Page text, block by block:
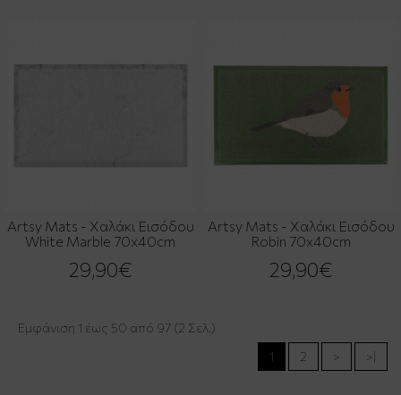
Artsy Mats - Χαλάκι Εισόδου
White Marble 70x40cm
29,90€
Artsy Mats - Χαλάκι Εισόδου
Robin 70x40cm
29,90€
Εμφάνιση 1 έως 50 από 97 (2 Σελ.)
1
2 > >|